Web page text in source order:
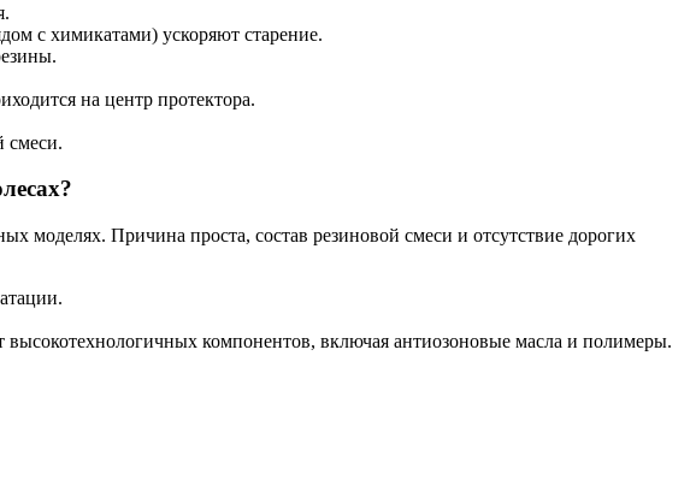
с химикатами) ускоряют старение.
на центр протектора.
смеси.
моделях. Причина проста, состав резиновой смеси и отсутствие дорогих
высокотехнологичных компонентов, включая антиозоновые масла и полимеры.